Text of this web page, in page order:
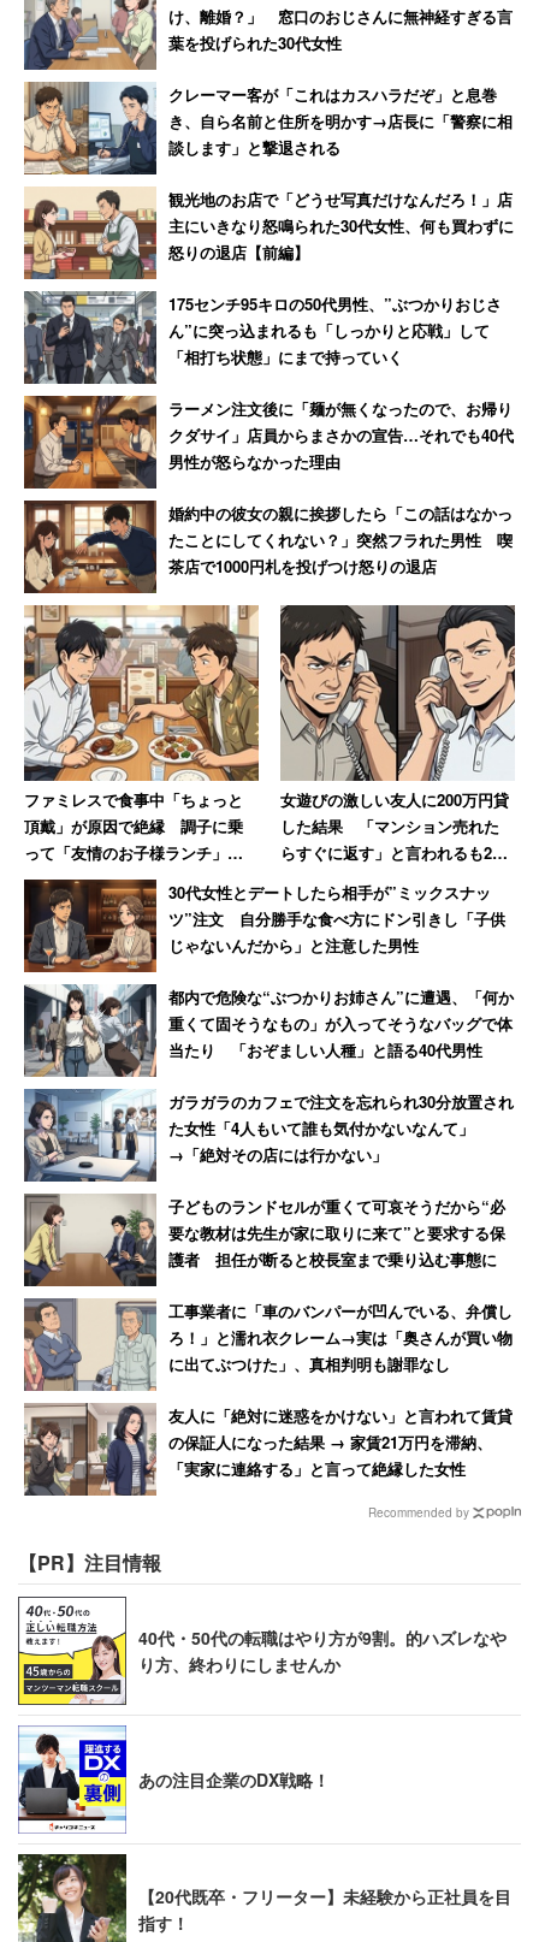
やはり妻は経済的な理由で離婚していないのだろう。しか
し、決別の日はそう遠くないかもしれない。男性は淡々
と、心情をこう綴った。
「子供達も大きくなり、一番下の息子が社会人になれば離
婚は必至というより、離れたいですし、妻もそれを望んで
いると思います。多分、話さないだけで、そんな夫婦はた
くさんいると思います」
け、離婚？」 窓口のおじさんに無神経すぎる言
葉を投げられた30代女性
クレーマー客が「これはカスハラだぞ」と息巻
き、自ら名前と住所を明かす→店長に「警察に相
談します」と撃退される
観光地のお店で「どうせ写真だけなんだろ！」店
主にいきなり怒鳴られた30代女性、何も買わずに
怒りの退店【前編】
175センチ95キロの50代男性、”ぶつかりおじさ
ん”に突っ込まれるも「しっかりと応戦」して
「相打ち状態」にまで持っていく
ラーメン注文後に「麺が無くなったので、お帰り
クダサイ」店員からまさかの宣告…それでも40代
男性が怒らなかった理由
婚約中の彼女の親に挨拶したら「この話はなかっ
たことにしてくれない？」突然フラれた男性 喫
茶店で1000円札を投げつけ怒りの退店
ファミレスで食事中「ちょっと
頂戴」が原因で絶縁 調子に乗
って「友情のお子様ランチ」を
作ってSNSで“プチバズ”した友
人の末路
女遊びの激しい友人に200万円貸
した結果 「マンション売れた
らすぐに返す」と言われるも20
年間踏み倒され続ける→絶縁
30代女性とデートしたら相手が”ミックスナッ
ツ”注文 自分勝手な食べ方にドン引きし「子供
じゃないんだから」と注意した男性
都内で危険な“ぶつかりお姉さん”に遭遇、「何か
重くて固そうなもの」が入ってそうなバッグで体
当たり 「おぞましい人種」と語る40代男性
ガラガラのカフェで注文を忘れられ30分放置され
た女性「4人もいて誰も気付かないなんて」
→「絶対その店には行かない」
子どものランドセルが重くて可哀そうだから“必
要な教材は先生が家に取りに来て”と要求する保
護者 担任が断ると校長室まで乗り込む事態に
工事業者に「車のバンパーが凹んでいる、弁償し
ろ！」と濡れ衣クレーム→実は「奥さんが買い物
に出てぶつけた」、真相判明も謝罪なし
友人に「絶対に迷惑をかけない」と言われて賃貸
の保証人になった結果 → 家賃21万円を滞納、
「実家に連絡する」と言って絶縁した女性
Recommended by
【PR】注目情報
40代・50代の転職はやり方が9割。的ハズレなや
り方、終わりにしませんか
あの注目企業のDX戦略！
【20代既卒・フリーター】未経験から正社員を目
指す！